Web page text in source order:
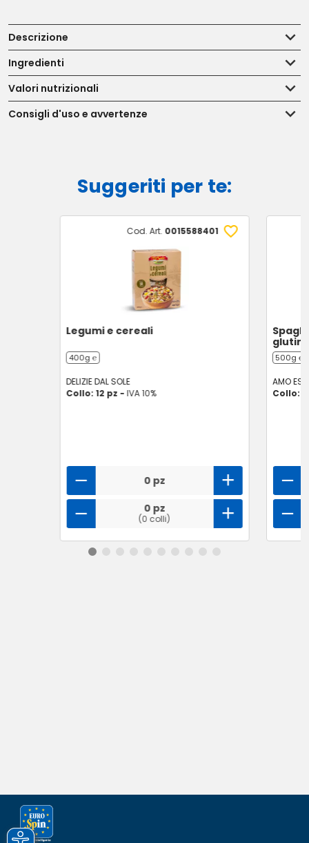
Descrizione
Ingredienti
Valori nutrizionali
Consigli d'uso e avvertenze
Suggeriti per te:
Cod. Art. 0015588401
Legumi e cereali
400g ℮
DELIZIE DAL SOLE
Collo: 12 pz - IVA 10%
0 pz
0 pz
(0 colli)
500g ℮
AMO
Collo: